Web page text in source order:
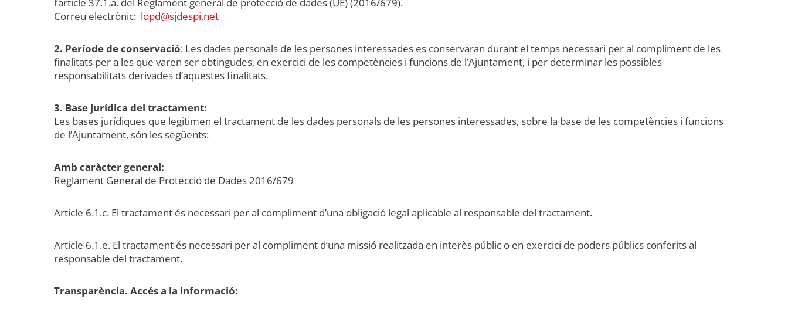
Correu electrònic: lopd@sjdespi.net
2. Període de conservació: Les dades personals de les persones interessades es conservaran durant el temps necessari per al compliment de les
finalitats per a les que varen ser obtingudes, en exercici de les competències i funcions de l’Ajuntament, i per determinar les possibles
responsabilitats derivades d’aquestes finalitats.
3. Base jurídica del tractament:
Les bases jurídiques que legitimen el tractament de les dades personals de les persones interessades, sobre la base de les competències i funcions
de l’Ajuntament, són les següents:
Amb caràcter general:
Reglament General de Protecció de Dades 2016/679
Article 6.1.c. El tractament és necessari per al compliment d’una obligació legal aplicable al responsable del tractament.
Article 6.1.e. El tractament és necessari per al compliment d’una missió realitzada en interès públic o en exercici de poders públics conferits al
responsable del tractament.
Transparència. Accés a la informació: